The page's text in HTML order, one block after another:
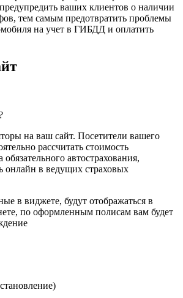
ваших клиентов о наличии
тем самым предотвратить проблемы
на учет в ГИБДД и оплатить
на ваш сайт. Посетители вашего
рассчитать стоимость
автострахования,
онлайн в ведущих страховых
в виджете, будут отображаться в
по оформленным полисам вам будет